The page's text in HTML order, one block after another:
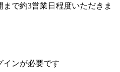
で約3営業日程度いただきま
インが必要です